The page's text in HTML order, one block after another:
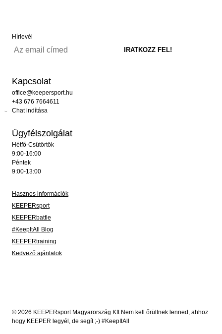
Hírlevél
Kapcsolat
office@keepersport.hu
+43 676 7664611
Chat indítása
Ügyfélszolgálat
Hétfő-Csütörtök
9:00-16:00
Péntek
9:00-13:00
Hasznos információk
KEEPERsport
KEEPERbattle
#KeepItAll Blog
KEEPERtraining
Kedvező ajánlatok
© 2026 KEEPERsport Magyarország Kft Nem kell őrültnek lenned, ahhoz
hogy KEEPER legyél, de segít ;-) #KeepItAll